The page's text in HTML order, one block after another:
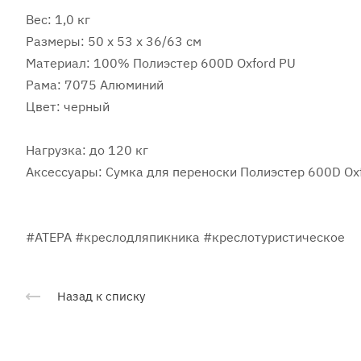
Вес: 1,0 кг
Размеры: 50 х 53 х 36/63 см
Материал: 100% Полиэстер 600D Oxford PU
Рама: 7075 Алюминий
Цвет: черный
Нагрузка: до 120 кг
Аксессуары: Сумка для переноски Полиэстер 600D
#ATEPA #креслодляпикника #креслотуристическое
Назад к списку